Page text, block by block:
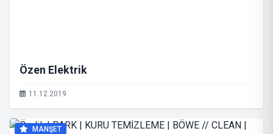
Özen Elektrik
11.12.2019
MANŞET